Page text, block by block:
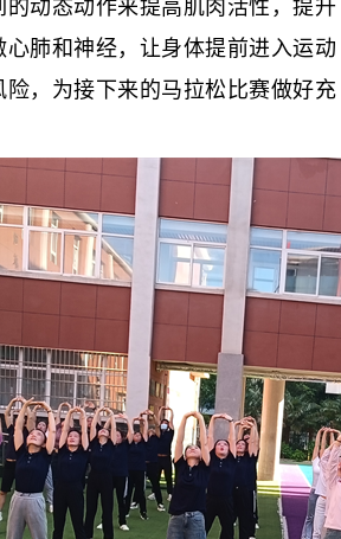
动态动作来提高肌肉活性，提升
肺和神经，让身体提前进入运动
，为接下来的马拉松比赛做好充